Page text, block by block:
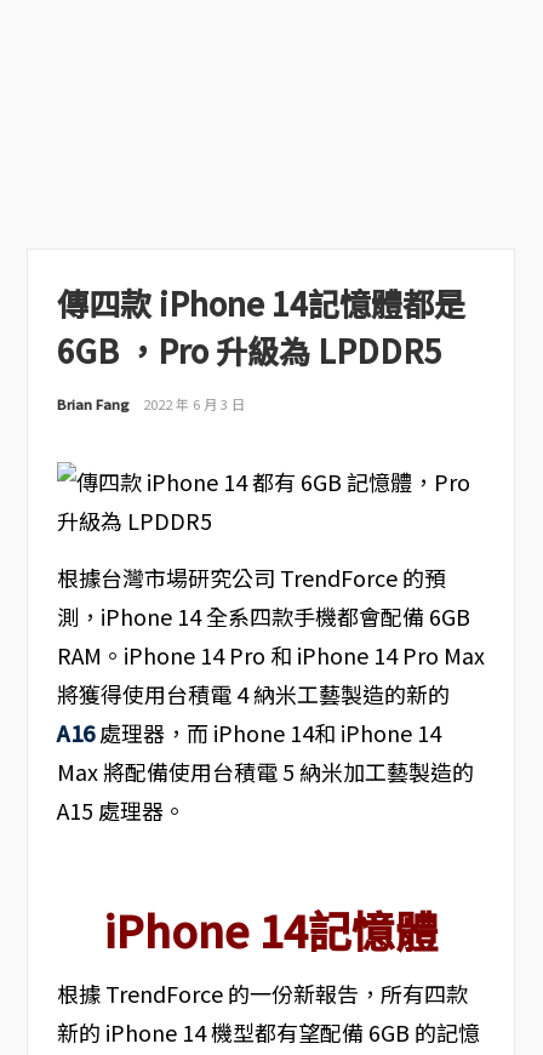
傳四款 iPhone 14記憶體都是
6GB ，Pro 升級為 LPDDR5
Brian Fang 2022 年 6 月 3 日
根據台灣市場研究公司 TrendForce 的預
測，iPhone 14 全系四款手機都會配備 6GB
RAM。iPhone 14 Pro 和 iPhone 14 Pro Max
將獲得使用台積電 4 納米工藝製造的新的
A16處理器，而 iPhone 14和 iPhone 14
Max 將配備使用台積電 5 納米加工藝製造的
A15 處理器。
iPhone 14記憶體
根據 TrendForce 的一份新報告，所有四款
新的 iPhone 14 機型都有望配備 6GB 的記憶